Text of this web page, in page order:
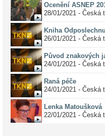
Ocenění ASNEP
28/01/2021 - Česká
Kniha
26/01/2021 - Česká
Původ znakových
24/01/2021 - Česká
Raná péče
24/01/2021 - Česká
Lenka Matoušková
22/01/2021 - Česká